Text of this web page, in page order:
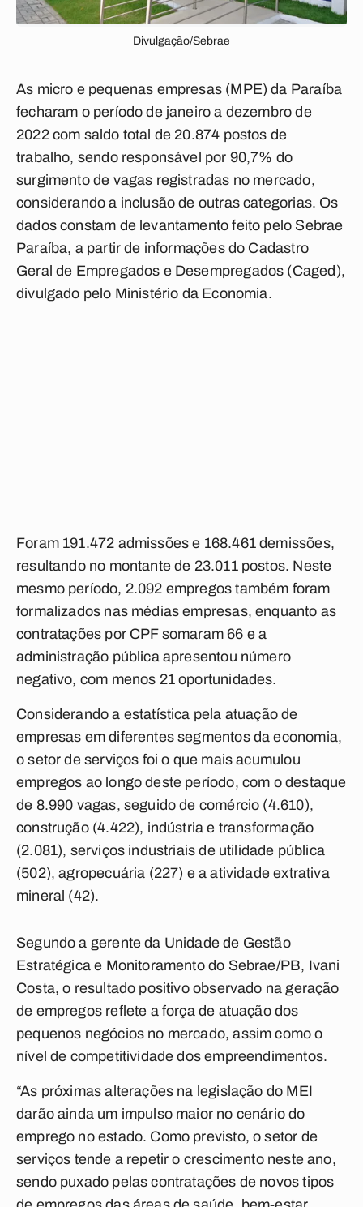
Divulgação/Sebrae
As micro e pequenas empresas (MPE) da Paraíba
fecharam o período de janeiro a dezembro de
2022 com saldo total de 20.874 postos de
trabalho, sendo responsável por 90,7% do
surgimento de vagas registradas no mercado,
considerando a inclusão de outras categorias. Os
dados constam de levantamento feito pelo Sebrae
Paraíba, a partir de informações do Cadastro
Geral de Empregados e Desempregados (Caged),
divulgado pelo Ministério da Economia.
Foram 191.472 admissões e 168.461 demissões,
resultando no montante de 23.011 postos. Neste
mesmo período, 2.092 empregos também foram
formalizados nas médias empresas, enquanto as
contratações por CPF somaram 66 e a
administração pública apresentou número
negativo, com menos 21 oportunidades.
Considerando a estatística pela atuação de
empresas em diferentes segmentos da economia,
o setor de serviços foi o que mais acumulou
empregos ao longo deste período, com o destaque
de 8.990 vagas, seguido de comércio (4.610),
construção (4.422), indústria e transformação
(2.081), serviços industriais de utilidade pública
(502), agropecuária (227) e a atividade extrativa
mineral (42).
Segundo a gerente da Unidade de Gestão
Estratégica e Monitoramento do Sebrae/PB, Ivani
Costa, o resultado positivo observado na geração
de empregos reflete a força de atuação dos
pequenos negócios no mercado, assim como o
nível de competitividade dos empreendimentos.
“As próximas alterações na legislação do MEI
darão ainda um impulso maior no cenário do
emprego no estado. Como previsto, o setor de
serviços tende a repetir o crescimento neste ano,
sendo puxado pelas contratações de novos tipos